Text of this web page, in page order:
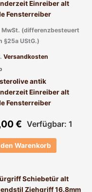
MwSt. (differenzbesteuert
§25a UStG.)
Versandkosten
antik
Einreiber alt
Fensterreiber
€ Verfügbar: 1
Warenkorb